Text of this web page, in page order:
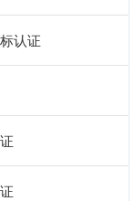
认证